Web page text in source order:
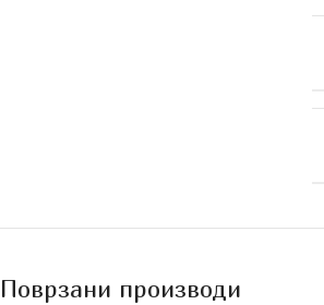
Поврзани производи